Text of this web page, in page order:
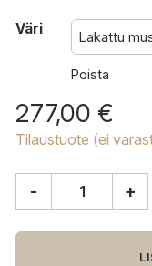
Väri
Poista
277,00 €
Tilaustuote (ei
sivupöytä,
- +